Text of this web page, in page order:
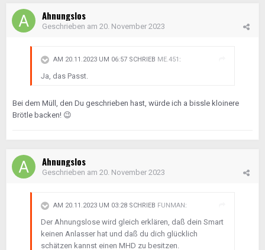
Ahnungslos
Geschrieben am 20. November 2023
AM 20.11.2023 UM 06:57 SCHRIEB ME.451 :
Ja, das Passt.
Bei dem Müll, den Du geschrieben hast, würde ich a bissle kloinere
Brötle backen! 😉
Ahnungslos
Geschrieben am 20. November 2023
AM 20.11.2023 UM 03:28 SCHRIEB FUNMAN :
Der Ahnungslose wird gleich erklären, daß dein Smart
keinen Anlasser hat und daß du dich glücklich
schätzen kannst einen MHD zu besitzen.